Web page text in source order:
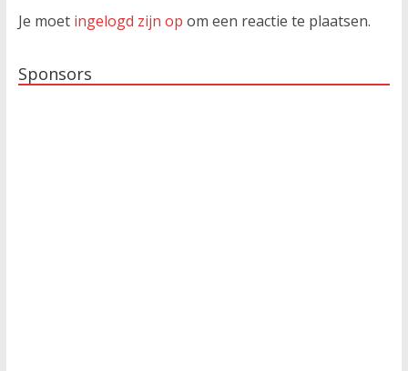
Je moet ingelogd zijn op om een reactie te plaatsen.
Sponsors